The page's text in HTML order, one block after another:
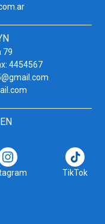
79
4454567
TikTok